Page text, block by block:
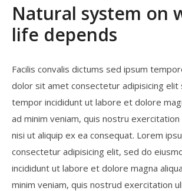
Natural system on
life depends
Facilis convalis dictums sed ipsum
dolor sit amet consectetur adipisicing elit
tempor incididunt ut labore et dolore
ad minim veniam, quis nostru exercitation
nisi ut aliquip ex ea consequat. Lorem
consectetur adipisicing elit, sed do
incididunt ut labore et dolore magna
minim veniam, quis nostrud exercitation